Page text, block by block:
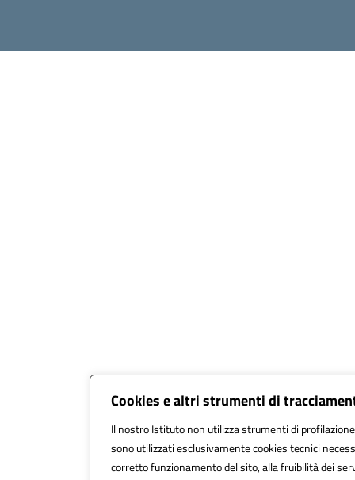
Cookies e altri strumenti di
Il nostro Istituto non utilizza strumenti di
sono utilizzati esclusivamente cookies tecnici
corretto funzionamento del sito, alla fruibilità dei